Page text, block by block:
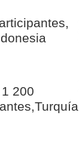
1 200